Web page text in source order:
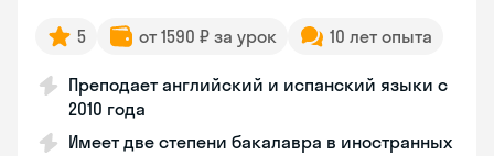
5 от 1590 ₽ за урок 10 лет опыта
Преподает английский и испанский языки с
2010 года
Имеет две степени бакалавра в иностранных